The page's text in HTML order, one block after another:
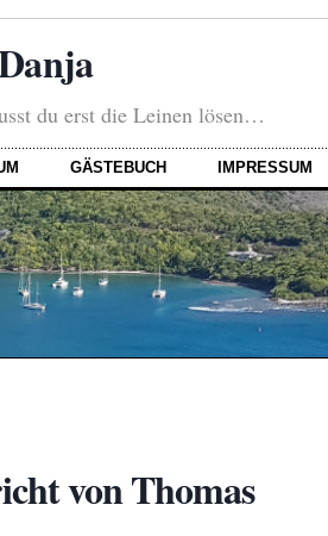
du erst die Leinen lösen…
GÄSTEBUCH IMPRESSUM
von Thomas